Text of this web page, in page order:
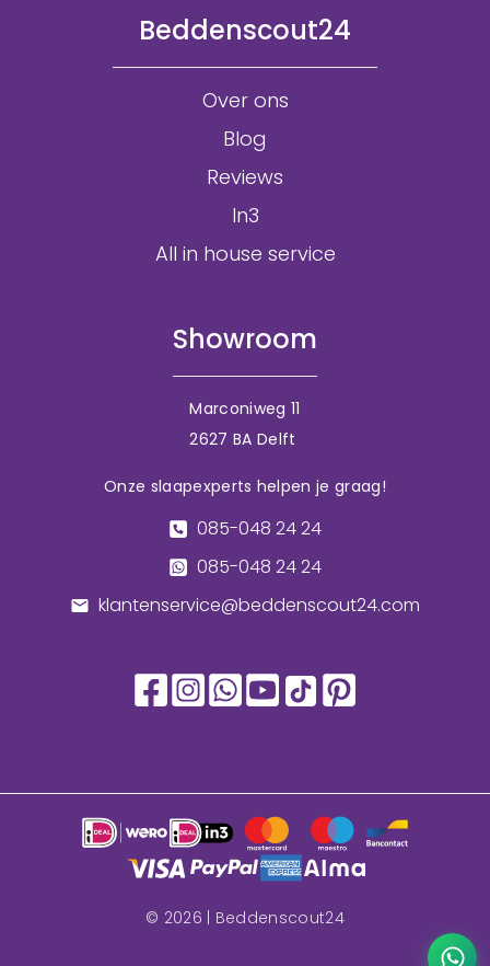
Beddenscout24
Over ons
Blog
Reviews
In3
All in house service
Showroom
Marconiweg 11
2627 BA Delft
Onze slaapexperts helpen je graag!
085-048 24 24
085-048 24 24
klantenservice@beddenscout24.com
© 2026 | Beddenscout24